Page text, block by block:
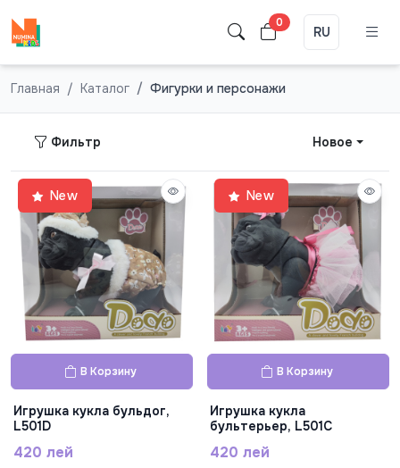
0
RU
Главная Каталог Фигурки и персонажи
Фильтр Новое
New
В Корзину
Игрушка кукла бульдог,
L501D
420 лей
New
В Корзину
Игрушка кукла
бультерьер, L501C
420 лей